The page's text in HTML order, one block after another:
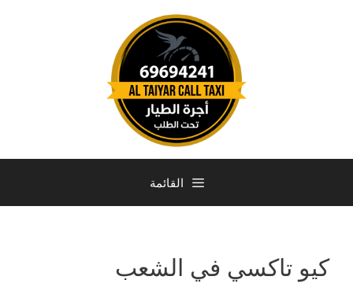
القائمة
كيو تاكسي في الشعب